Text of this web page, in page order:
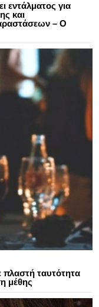
εντάλματος για
και
– Ο
πλαστή ταυτότητα
μέθης